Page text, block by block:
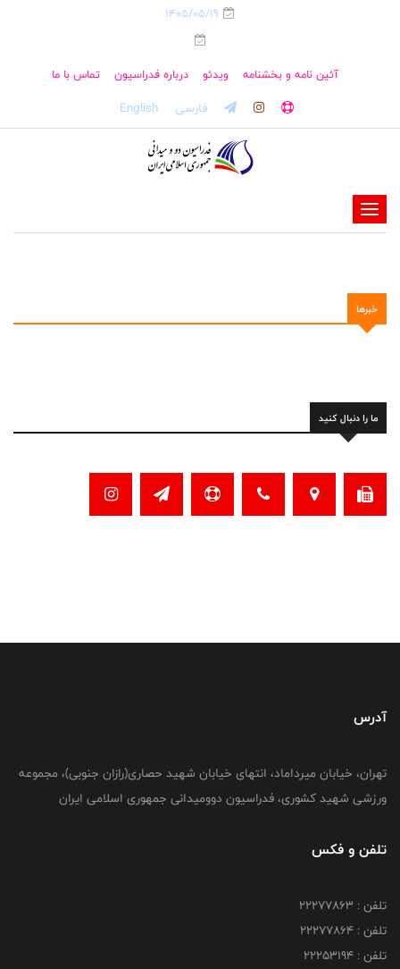
1405/05/19
آئین نامه و بخشنامه ویدئو درباره فدراسیون تماس با ما
فارسی English
-
-
-
-
-
خبرها
ما را دنبال کنید
آدرس
تهران، خیابان میرداماد، انتهای خیابان شهید حصاری(رازان جنوبی)، مجموعه
ورزشی شهید کشوری، فدراسیون دوومیدانی جمهوری اسلامی ایران
تلفن و فکس
تلفن : 22277863
تلفن : 22277864
تلفن : 22253194